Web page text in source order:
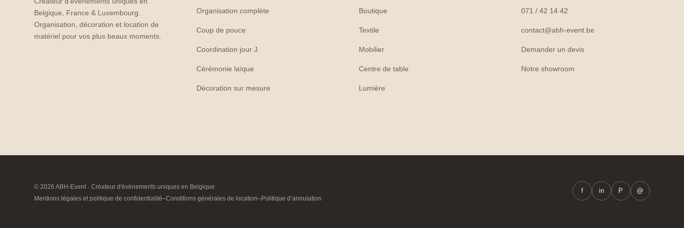
Belgique, France & Luxembourg.
Organisation, décoration et location de
matériel pour vos plus beaux moments.
Organisation complète
Coup de pouce
Coordination jour J
Cérémonie laïque
Décoration sur mesure
Boutique
Textile
Mobilier
Centre de table
Lumière
071 / 42 14 42
contact@abh-event.be
Demander un devis
Notre showroom
© 2026 ABH-Event · Créateur d'événements uniques en Belgique
Mentions légales et politique de confidentialité–Conditions générales de location–Politique d’annulation
f in P @